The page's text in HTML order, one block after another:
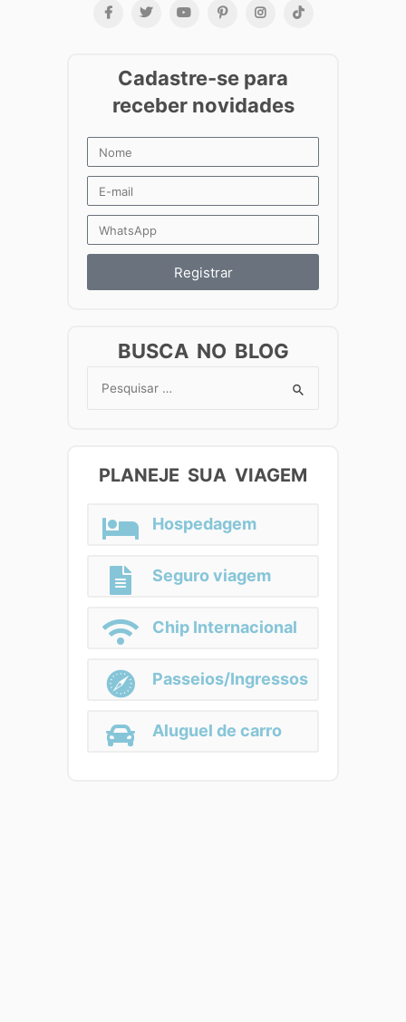
Registrar
BUSCA NO BLOG
Search
PLANEJE SUA VIAGEM
Hospedagem
Seguro viagem
Chip Internacional
Passeios/Ingressos
Aluguel de carro